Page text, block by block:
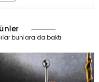
bunlara da baktı